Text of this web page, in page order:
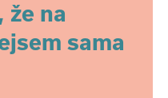
že na
sama